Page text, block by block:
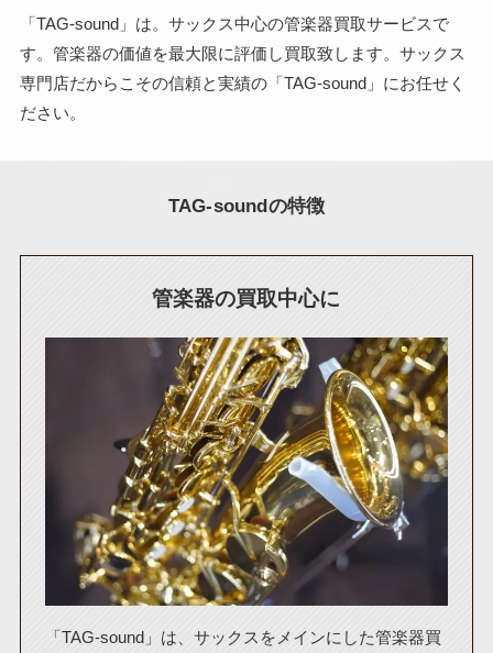
「TAG-sound」は。サックス中心の管楽器買取サービスで
す。管楽器の価値を最大限に評価し買取致します。サックス
専門店だからこその信頼と実績の「TAG-sound」にお任せく
ださい。
TAG-soundの特徴
管楽器の買取中心に
「TAG-sound」は、サックスをメインにした管楽器買